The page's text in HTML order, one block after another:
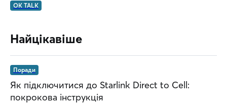
OK TALK
Найцікавіше
Поради
Як підключитися до Starlink Direct to Cell:
покрокова інструкція